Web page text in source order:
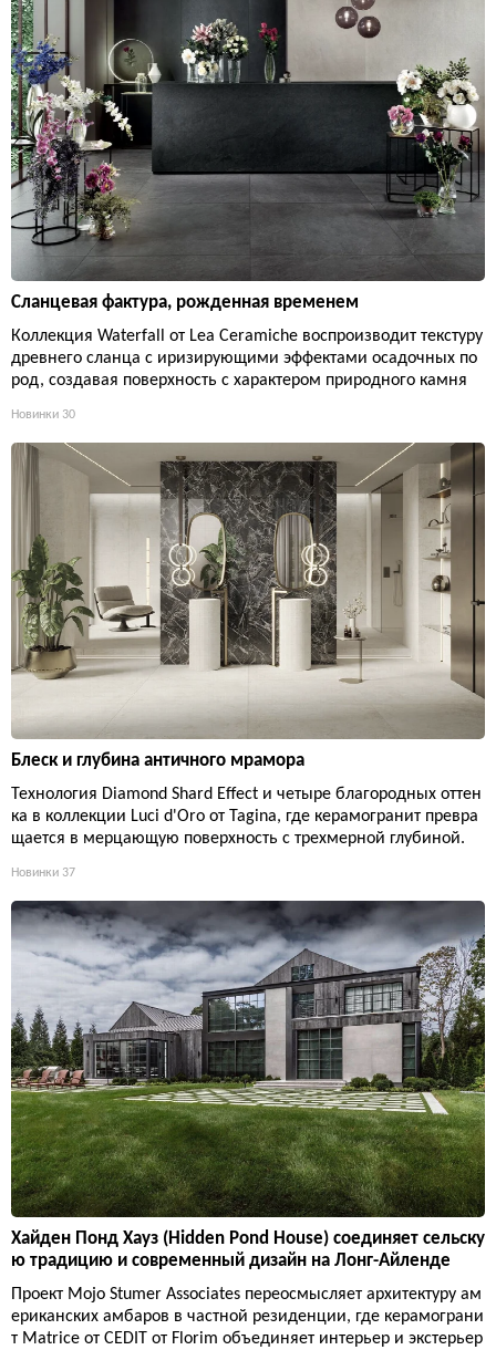
Сланцевая фактура, рожденная временем
Коллекция Waterfall от Lea Ceramiche воспроизводит текстуру
древнего сланца с иризирующими эффектами осадочных по
род, создавая поверхность с характером природного камня
Новинки 30
Блеск и глубина античного мрамора
Технология Diamond Shard Effect и четыре благородных оттен
ка в коллекции Luci d'Oro от Tagina, где керамогранит превра
щается в мерцающую поверхность с трехмерной глубиной.
Новинки 37
Хайден Понд Хауз (Hidden Pond House) соединяет сельску
ю традицию и современный дизайн на Лонг-Айленде
Проект Mojo Stumer Associates переосмысляет архитектуру ам
ериканских амбаров в частной резиденции, где керамограни
т Matrice от CEDIT от Florim объединяет интерьер и экстерьер